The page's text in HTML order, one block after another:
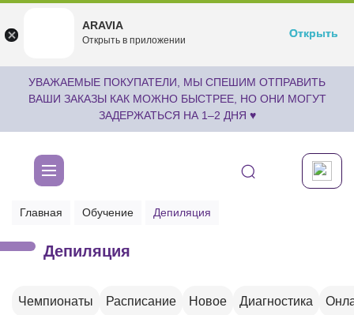
undefined
Бесплатноru.aravia.new
Открыть
УВАЖАЕМЫЕ ПОКУПАТЕЛИ, МЫ СПЕШИМ ОТПРАВИТЬ
ВАШИ ЗАКАЗЫ КАК МОЖНО БЫСТРЕЕ, НО ОНИ МОГУТ
ЗАДЕРЖАТЬСЯ НА 1–2 ДНЯ ♥
Главная Обучение Депиляция
Депиляция
Чемпионаты Расписание Новое Диагностика
ARAVIA
Открыть в приложении
Открыть